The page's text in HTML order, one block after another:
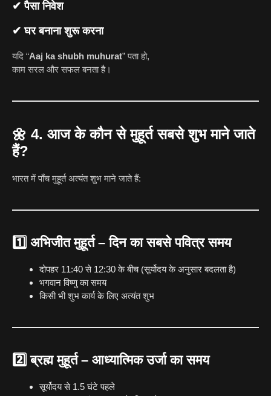
✔ पैसा निवेश
✔ घर बनाना शुरू करना
यदि “Aaj ka shubh muhurat” पता हो,
काम सरल और सफल बनता है।
🌼 4. आज के कौन से मुहूर्त सबसे शुभ माने जाते
हैं?
भारत में पाँच मुहूर्त अत्यंत शुभ माने जाते हैं:
1️⃣ अभिजीत मुहूर्त– दिन का सबसे पवित्र समय
दोपहर 11:40 से 12:30 के बीच (सूर्योदय के अनुसार बदलता है)
भगवान विष्णु का समय
किसी भी शुभ कार्य के लिए अत्यंत शुभ
2️⃣ब्रह्म मुहूर्त– आध्यात्मिक उर्जा का समय
सूर्योदय से 1.5 घंटे पहले